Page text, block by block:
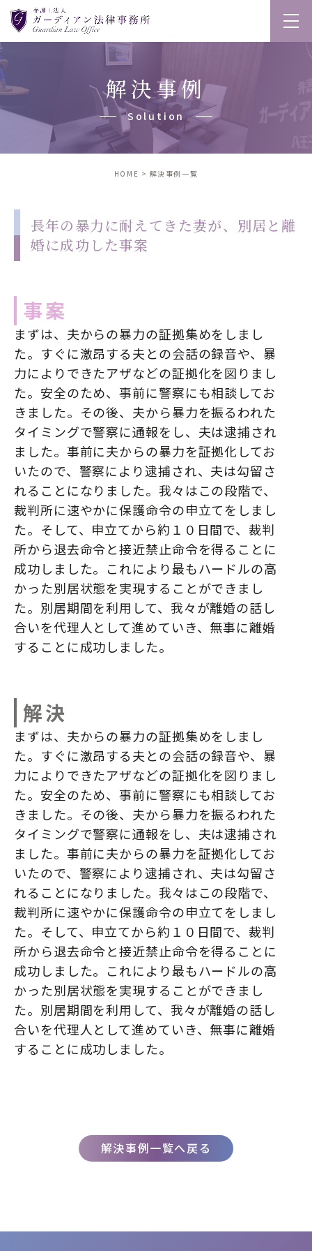
解決事例
solution
HOME 解決事例一覧
長年の暴力に耐えてきた妻が、別居と離
婚に成功した事案
事案
まずは、夫からの暴力の証拠集めをしまし
た。すぐに激昂する夫との会話の録音や、暴
力によりできたアザなどの証拠化を図りまし
た。安全のため、事前に警察にも相談してお
きました。その後、夫から暴力を振るわれた
タイミングで警察に通報をし、夫は逮捕され
ました。事前に夫からの暴力を証拠化してお
いたので、警察により逮捕され、夫は勾留さ
れることになりました。我々はこの段階で、
裁判所に速やかに保護命令の申立てをしまし
た。そして、申立てから約１０日間で、裁判
所から退去命令と接近禁止命令を得ることに
成功しました。これにより最もハードルの高
かった別居状態を実現することができまし
た。別居期間を利用して、我々が離婚の話し
合いを代理人として進めていき、無事に離婚
することに成功しました。
解決
まずは、夫からの暴力の証拠集めをしまし
た。すぐに激昂する夫との会話の録音や、暴
力によりできたアザなどの証拠化を図りまし
た。安全のため、事前に警察にも相談してお
きました。その後、夫から暴力を振るわれた
タイミングで警察に通報をし、夫は逮捕され
ました。事前に夫からの暴力を証拠化してお
いたので、警察により逮捕され、夫は勾留さ
れることになりました。我々はこの段階で、
裁判所に速やかに保護命令の申立てをしまし
た。そして、申立てから約１０日間で、裁判
所から退去命令と接近禁止命令を得ることに
成功しました。これにより最もハードルの高
かった別居状態を実現することができまし
た。別居期間を利用して、我々が離婚の話し
合いを代理人として進めていき、無事に離婚
することに成功しました。
解決事例一覧へ戻る